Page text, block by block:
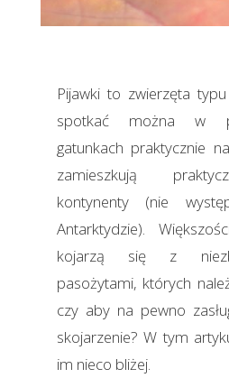
Pijawki to zwierzęta
spotkać można w
gatunkach praktycznie
zamieszkują
kontynenty (nie
Antarktydzie).
kojarzą się z
pasożytami, których
czy aby na pewno
skojarzenie? W tym
im nieco bliżej.